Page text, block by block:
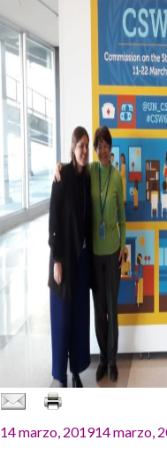
Publicado
14 marzo, 201914 marzo,